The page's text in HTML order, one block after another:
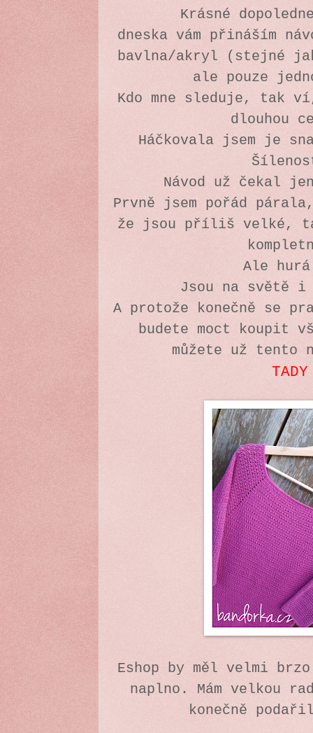
Krásné
dneska vám přináším
bavlna/akryl (stejné
ale pouze
Kdo mne sleduje, tak
dlouhou
Háčkovala jsem je
Návod už čekal
Prvně jsem pořád
že jsou příliš velké,
Ale
Jsou na světě i
A protože konečně se
budete moct koupit
můžete už tento
TADY
Eshop by měl velmi
naplno. Mám velkou
konečně